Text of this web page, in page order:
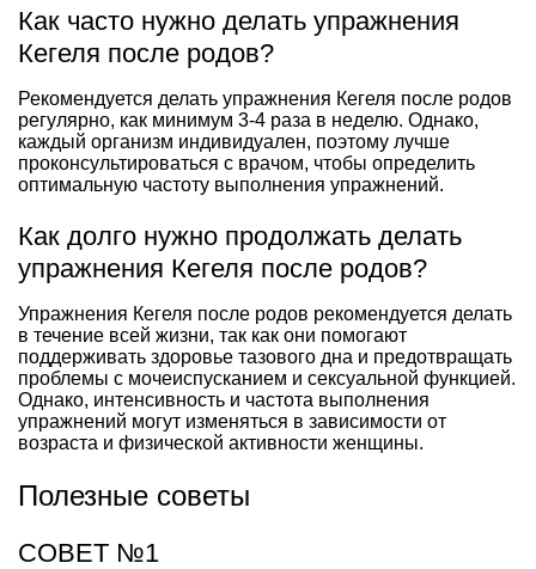
Как часто нужно делать упражнения
Кегеля после родов?
Рекомендуется делать упражнения Кегеля после родов
регулярно, как минимум 3-4 раза в неделю. Однако,
каждый организм индивидуален, поэтому лучше
проконсультироваться с врачом, чтобы определить
оптимальную частоту выполнения упражнений.
Как долго нужно продолжать делать
упражнения Кегеля после родов?
Упражнения Кегеля после родов рекомендуется делать
в течение всей жизни, так как они помогают
поддерживать здоровье тазового дна и предотвращать
проблемы с мочеиспусканием и сексуальной функцией.
Однако, интенсивность и частота выполнения
упражнений могут изменяться в зависимости от
возраста и физической активности женщины.
Полезные советы
СОВЕТ №1